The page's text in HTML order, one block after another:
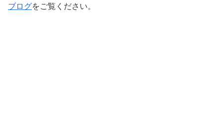
ブログをご覧ください。